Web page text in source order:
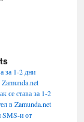
за 1-2 дни
се става за 1-2
в Zamunda.net
SMS-и от